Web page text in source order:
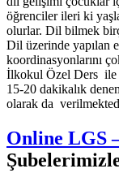
öğrenciler ileri ki
olurlar. Dil bilmek
Dil üzerinde yapılan
koordinasyonlarını
İlkokul Özel Ders ile
15-20 dakikalık
olarak da
Online LGS